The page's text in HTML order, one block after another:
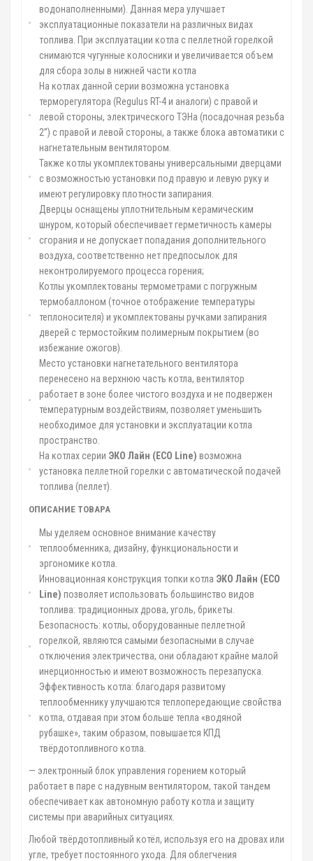
водонаполненными). Данная мера улучшает
эксплуатационные показатели на различных видах
топлива. При эксплуатации котла с пеллетной горелкой
снимаются чугунные колосники и увеличивается объем
для сбора золы в нижней части котла
На котлах данной серии возможна установка
терморегулятора (Regulus RT-4 и аналоги) с правой и
левой стороны, электрического ТЭНа (посадочная резьба
2”) с правой и левой стороны, а также блока автоматики с
нагнетательным вентилятором.
Также котлы укомплектованы универсальными дверцами
с возможностью установки под правую и левую руку и
имеют регулировку плотности запирания.
Дверцы оснащены уплотнительным керамическим
шнуром, который обеспечивает герметичность камеры
сгорания и не допускает попадания дополнительного
воздуха, соответственно нет предпосылок для
неконтролируемого процесса горения;
Котлы укомплектованы термометрами с погружным
термобаллоном (точное отображение температуры
теплоносителя) и укомплектованы ручками запирания
дверей с термостойким полимерным покрытием (во
избежание ожогов).
Место установки нагнетательного вентилятора
перенесено на верхнюю часть котла, вентилятор
работает в зоне более чистого воздуха и не подвержен
температурным воздействиям, позволяет уменьшить
необходимое для установки и эксплуатации котла
пространство.
На котлах серии ЭКО Лайн (ECO Line) возможна
установка пеллетной горелки с автоматической подачей
топлива (пеллет).
ОПИСАНИЕ ТОВАРА
Мы уделяем основное внимание качеству
теплообменника, дизайну, функциональности и
эргономике котла.
Инновационная конструкция топки котла ЭКО Лайн (ECO
Line) позволяет использовать большинство видов
топлива: традиционных дрова, уголь, брикеты.
Безопасность: котлы, оборудованные пеллетной
горелкой, являются самыми безопасными в случае
отключения электричества, они обладают крайне малой
инерционностью и имеют возможность перезапуска.
Эффективность котла: благодаря развитому
теплообменнику улучшаются теплопередающие свойства
котла, отдавая при этом больше тепла «водяной
рубашке», таким образом, повышается КПД
твёрдотопливного котла.
— электронный блок управления горением который
работает в паре с надувным вентилятором, такой тандем
обеспечивает как автономную работу котла и защиту
системы при аварийных ситуациях.
Любой твёрдотопливный котёл, используя его на дровах или
угле, требует постоянного ухода. Для облегчения